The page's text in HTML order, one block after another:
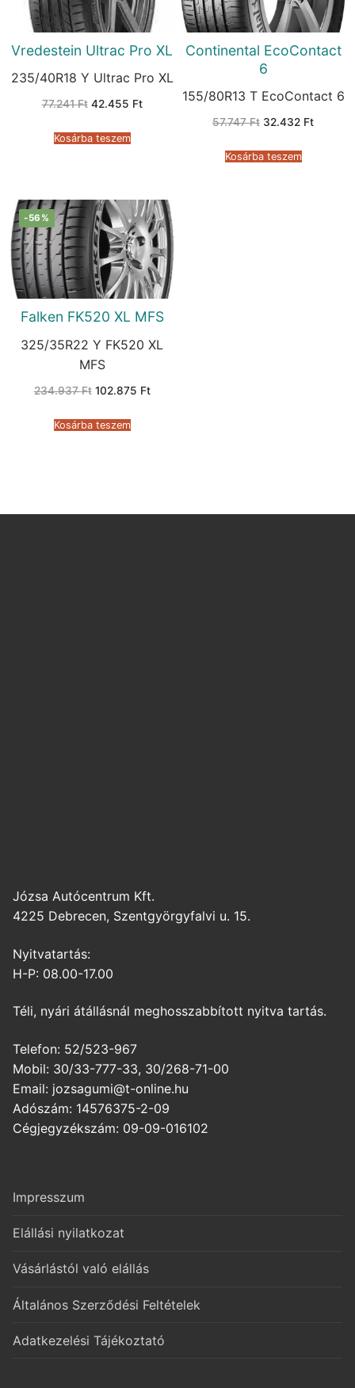
Vredestein Ultrac Pro XL
235/40R18 Y Ultrac Pro XL
77.241Ft Original
77.241 Ft.
42.455 FtCurrent
Kosárba teszem
Continental EcoContact
6
155/80R13 T EcoContact 6
57.747Ft Original
57.747 Ft.
32.432 FtCurrent
Kosárba teszem
-56%
Falken FK520 XL MFS
325/35R22 Y FK520 XL
MFS
234.937Ft Original
234.937 Ft.
102.875 FtCurrent
Kosárba teszem
Józsa Autócentrum Kft.
4225 Debrecen, Szentgyörgyfalvi u. 15.
Nyitvatartás:
H-P: 08.00-17.00
Téli, nyári átállásnál meghosszabbított nyitva tartás.
Telefon: 52/523-967
Mobil: 30/33-777-33, 30/268-71-00
Email: jozsagumi@t-online.hu
Adószám: 14576375-2-09
Cégjegyzékszám: 09-09-016102
Impresszum
Elállási nyilatkozat
Vásárlástól való elállás
Általános Szerződési Feltételek
Adatkezelési Tájékoztató